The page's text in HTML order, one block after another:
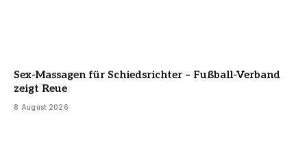
Sex-Massagen für Schiedsrichter – Fußball-Verband
zeigt Reue
8 August 2026